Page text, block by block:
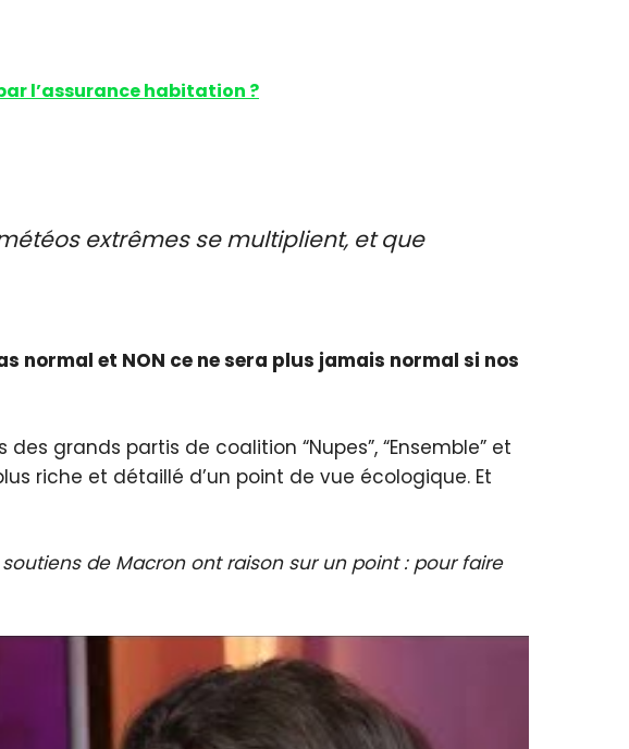
l’assurance habitation ?
extrêmes se multiplient, et que
normal et NON ce ne sera plus jamais normal si nos
grands partis de coalition “Nupes”, “Ensemble” et
riche et détaillé d’un point de vue écologique. Et
soutiens de Macron ont raison sur un point : pour faire